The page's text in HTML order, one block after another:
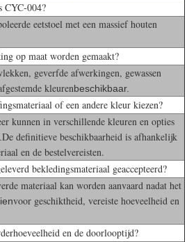
CYC-004?
eetstoel met een massief houten
op maat worden gemaakt?
geverfde afwerkingen, gewassen
kleurenbeschikbaar.
of een andere kleur kiezen?
kunnen in verschillende kleuren en opties
De definitieve beschikbaarheid is afhankelijk
en de bestelvereisten.
bekledingsmateriaal geaccepteerd?
materiaal kan worden aanvaard nadat het
voor geschiktheid, vereiste hoeveelheid en
en de doorlooptijd?